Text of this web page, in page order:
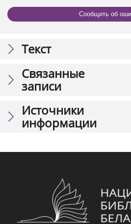
Сообщить об
Текст
Связанные
записи
Источники
информации